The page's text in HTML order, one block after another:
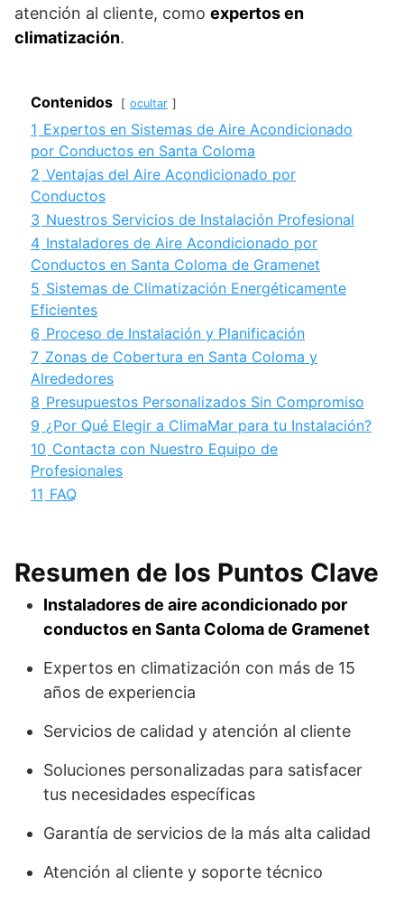
atención al cliente, como expertos en
climatización.
Contenidos ocultar
1 Expertos en Sistemas de Aire Acondicionado
por Conductos en Santa Coloma
2 Ventajas del Aire Acondicionado por
Conductos
3 Nuestros Servicios de Instalación Profesional
4 Instaladores de Aire Acondicionado por
Conductos en Santa Coloma de Gramenet
5 Sistemas de Climatización Energéticamente
Eficientes
6 Proceso de Instalación y Planificación
7 Zonas de Cobertura en Santa Coloma y
Alrededores
8 Presupuestos Personalizados Sin Compromiso
9 ¿Por Qué Elegir a ClimaMar para tu Instalación?
10 Contacta con Nuestro Equipo de
Profesionales
11 FAQ
Resumen de los Puntos Clave
Instaladores de aire acondicionado por
conductos en Santa Coloma de Gramenet
Expertos en climatización con más de 15
años de experiencia
Servicios de calidad y atención al cliente
Soluciones personalizadas para satisfacer
tus necesidades específicas
Garantía de servicios de la más alta calidad
Atención al cliente y soporte técnico